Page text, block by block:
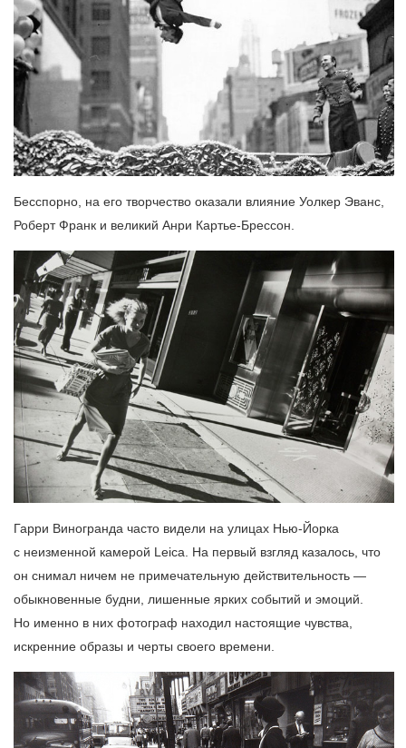
Бесспорно, на его творчество оказали влияние Уолкер Эванс,
Роберт Франк и великий Анри Картье-Брессон.
Гарри Виногранда часто видели на улицах Нью-Йорка
с неизменной камерой Leica. На первый взгляд казалось, что
он снимал ничем не примечательную действительность —
обыкновенные будни, лишенные ярких событий и эмоций.
Но именно в них фотограф находил настоящие чувства,
искренние образы и черты своего времени.